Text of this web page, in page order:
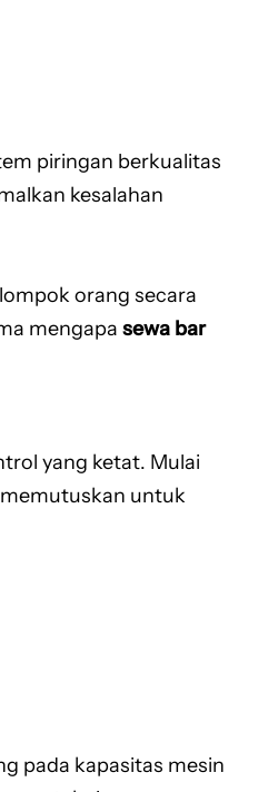
piringan berkualitas
kesalahan
orang secara
mengapa sewa bar
yang ketat. Mulai
untuk
pada kapasitas mesin